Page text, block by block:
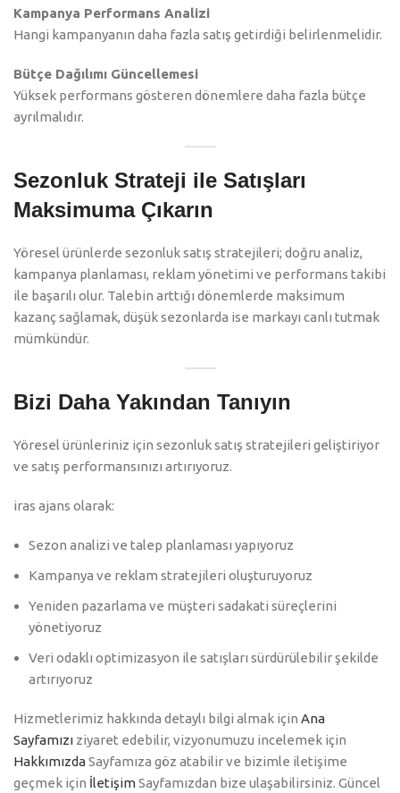
Kampanya Performans Analizi
Hangi kampanyanın daha fazla satış getirdiği belirlenmelidir.
Bütçe Dağılımı Güncellemesi
Yüksek performans gösteren dönemlere daha fazla bütçe
ayrılmalıdır.
Sezonluk Strateji ile Satışları
Maksimuma Çıkarın
Yöresel ürünlerde sezonluk satış stratejileri; doğru analiz,
kampanya planlaması, reklam yönetimi ve performans takibi
ile başarılı olur. Talebin arttığı dönemlerde maksimum
kazanç sağlamak, düşük sezonlarda ise markayı canlı tutmak
mümkündür.
Bizi Daha Yakından Tanıyın
Yöresel ürünleriniz için sezonluk satış stratejileri geliştiriyor
ve satış performansınızı artırıyoruz.
iras ajans olarak:
Sezon analizi ve talep planlaması yapıyoruz
Kampanya ve reklam stratejileri oluşturuyoruz
Yeniden pazarlama ve müşteri sadakati süreçlerini
yönetiyoruz
Veri odaklı optimizasyon ile satışları sürdürülebilir şekilde
artırıyoruz
Hizmetlerimiz hakkında detaylı bilgi almak için Ana
Sayfamızı ziyaret edebilir, vizyonumuzu incelemek için
HakkımızdaSayfamıza göz atabilir ve bizimle iletişime
geçmek için İletişimSayfamızdan bize ulaşabilirsiniz. Güncel